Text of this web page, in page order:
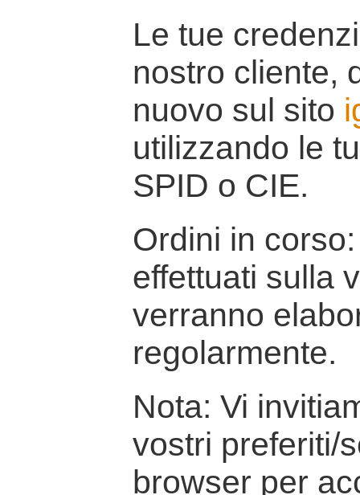
Le tue
nostro cliente,
nuovo sul sito
utilizzando le
SPID o CIE.
Ordini in
effettuati sulla
verranno
regolarmente.
Nota: Vi
vostri preferiti/
browser per